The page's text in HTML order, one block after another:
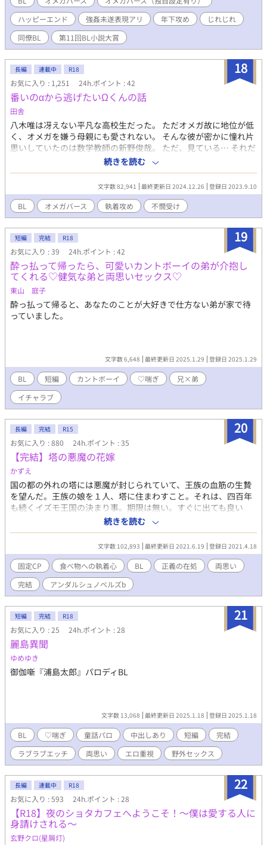
る杉野が幾度も水を差すが、舞い上がった藤ヶ谷はどんどんおじ
さまに惚れ込んでいく。 そんな中、藤ヶ谷にヒートがやってき
て……。 不器用な2人が一進一退しながら両思いになりたい物
語。 ※なかなかくっつきませんが、ハピエンです。 ※R18シーン
ガバースとは＊ 男女性以外にアルファ、オメガ、ベータという第
二性がある世界 ・オメガには発情期(ヒート)があり、甘いフェロ
モンを出してアルファをラット(発情期)にさせる。 ・ヒート中、
アルファとの性交行いながらオメガがうなじ(首周り)を噛まれる
ことで番関係が成立する。 ・番関係にあるオメガのヒートは番の
アルファ以外には分からなくなる。 ・アルファは何人でも番を持
つ事が可能だが、オメガは1人しか番えない。 ・アルファから番
解消することは出来るが、オメガからは基本的には解消すること
ハッピーエンド
強姦未遂表現アリ 年下攻め
じれじれ
同僚BL
第11回BL小説大賞
18
長編 連載中 R18
お気に入り : 1,251 24h.ポイント : 42
番いのαから逃げたいΩくんの話
田舎
八木唯は冴えない平凡な高校生だった。 ただオメガ故に地位が低
く、オメガを嫌う母親にも愛されない。 そんな彼が密かに憧れ片
思いしていたのは数学教師の新野俊哉。 ただ、見ている… それだ
けでよかったはずなのに… 執着スパダリ系α×逃げたい不憫Ω ※
オメガの地位が低く16歳になれば結婚できるシステムです。 ※両
思いですがどちらも拗らせてます ※最終的に妊娠描写はいるか
も、です
続きを読む
文字数 82,941 最終更新日 2024.12.26 登録日 2023.9.10
BL オメガバース 執着攻め 不憫受け
19
短編 完結 R18
お気に入り : 39 24h.ポイント : 42
酔っ払って帰ったら、可愛いカントボーイの弟が介抱し
てくれる♡健気な弟と両思いセックス♡
東山 庭子
酔っ払って帰ると、あなたのことが大好きで仕方ない弟が家で待
っていました。
文字数 6,648 最終更新日 2025.1.29 登録日 2025.1.29
BL 短編 カントボーイ ♡喘ぎ
兄×弟
イチャラブ
20
長編 完結 R15
お気に入り : 880 24h.ポイント : 35
【完結】塔の悪魔の花嫁
かずえ
国の都の外れの塔には悪魔が封じられていて、王族の血筋の生贄
を望んだ。王族の娘を１人、塔に住まわすこと。それは、四百年
も続くイズモ王国の決まり事。期限は無い。すぐに出ても良い
し、ずっと住んでも良い。必ず一人、悪魔の話し相手がいれば。
時の王妃は娘を差し出すことを拒み、王の側妃が生んだ子を女装
させて塔へ放り込んだ。
続きを読む
文字数 102,893 最終更新日 2021.6.19 登録日 2021.4.18
固定CP 食べ物への執着心 BL 正義の在処
両思い
完結
アンダルシュノベルズb
21
短編 完結 R18
お気に入り : 25 24h.ポイント : 28
麗島異聞
ゆめゆき
御伽噺『浦島太郎』パロディBL
文字数 13,068 最終更新日 2025.1.18 登録日 2025.1.18
BL ♡喘ぎ 童話パロ 中出しあり 短編
完結
ラブラブエッチ
両思い エロ重視 野外セックス
22
長編 連載中 R18
お気に入り : 593 24h.ポイント : 28
【R18】夜のショタカフェへようこそ！〜僕は愛する人に
身請けされる〜
玄野クロ(星屑灯)